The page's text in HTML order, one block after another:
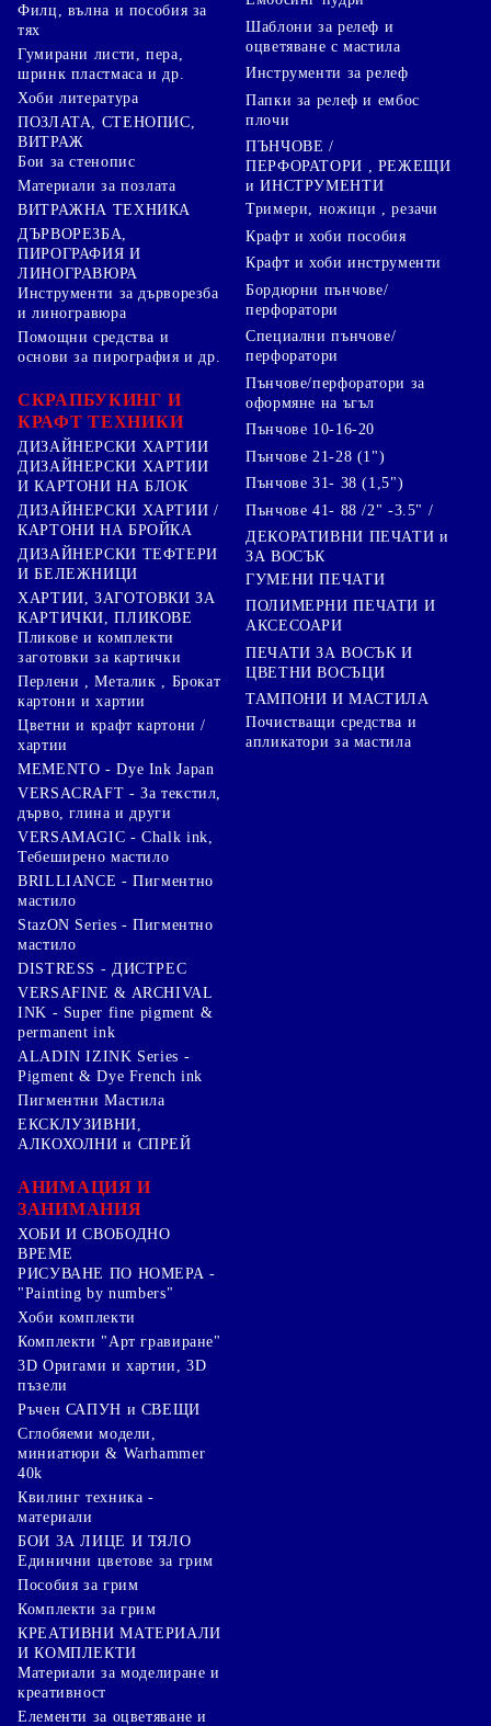
Филц, вълна и пособия за
тях
Гумирани листи, пера,
шринк пластмаса и др.
Хоби литература
ПОЗЛАТА, СТЕНОПИС,
ВИТРАЖ
Бои за стенопис
Материали за позлата
ВИТРАЖНА ТЕХНИКА
ДЪРВОРЕЗБА,
ПИРОГРАФИЯ И
ЛИНОГРАВЮРА
Инструменти за дърворезба
и линогравюра
Помощни средства и
основи за пирография и др.
СКРАПБУКИНГ И
КРАФТ ТЕХНИКИ
ДИЗАЙНЕРСКИ ХАРТИИ
ДИЗАЙНЕРСКИ ХАРТИИ
И КАРТОНИ НА БЛОК
ДИЗАЙНЕРСКИ ХАРТИИ /
КАРТОНИ НА БРОЙКА
ДИЗАЙНЕРСКИ ТЕФТЕРИ
И БЕЛЕЖНИЦИ
ХАРТИИ, ЗАГОТОВКИ ЗА
КАРТИЧКИ, ПЛИКОВЕ
Пликове и комплекти
заготовки за картички
Перлени , Металик , Брокат
картони и хартии
Цветни и крафт картони /
хартии
Шаблони за релеф и
оцветяване с мастила
Инструменти за релеф
Папки за релеф и ембос
плочи
ПЪНЧОВЕ /
ПЕРФОРАТОРИ , РЕЖЕЩИ
и ИНСТРУМЕНТИ
Тримери, ножици , резачи
Крафт и хоби пособия
Крафт и хоби инструменти
Бордюрни пънчове/
перфоратори
Специални пънчове/
перфоратори
Пънчове/перфоратори за
оформяне на ъгъл
Пънчове 10-16-20
Пънчове 21-28 (1")
Пънчове 31- 38 (1,5")
Пънчове 41- 88 /2" -3.5" /
ДЕКОРАТИВНИ ПЕЧАТИ и
ЗА ВОСЪК
ГУМЕНИ ПЕЧАТИ
ПОЛИМЕРНИ ПЕЧАТИ И
АКСЕСОАРИ
ПЕЧАТИ ЗА ВОСЪК И
ЦВЕТНИ ВОСЪЦИ
ТАМПОНИ И МАСТИЛА
Почистващи средства и
апликатори за мастила
MEMENTO - Dye Ink Japan
VERSACRAFT - За текстил,
дърво, глина и други
VERSAMAGIC - Chalk ink,
Тебеширено мастило
BRILLIANCE - Пигментно
мастило
StazON Series - Пигментно
мастило
DISTRESS - ДИСТРЕС
VERSAFINE & ARCHIVAL
INK - Super fine pigment &
permanent ink
ALADIN IZINK Series -
Pigment & Dye French ink
Пигментни Мастила
ЕКСКЛУЗИВНИ,
АЛКОХОЛНИ и СПРЕЙ
АНИМАЦИЯ И
ЗАНИМАНИЯ
ХОБИ И СВОБОДНО
ВРЕМЕ
РИСУВАНЕ ПО НОМЕРА -
"Painting by numbers"
Хоби комплекти
Комплекти "Арт гравиране"
3D Оригами и хартии, 3D
пъзели
Ръчен САПУН и СВЕЩИ
Сглобяеми модели,
миниатюри & Warhammer
40k
Квилинг техника -
материали
БОИ ЗА ЛИЦЕ И ТЯЛО
Единични цветове за грим
Пособия за грим
Комплекти за грим
КРЕАТИВНИ МАТЕРИАЛИ
И КОМПЛЕКТИ
Mатериали за моделиране и
креативност
Елементи за оцветяване и